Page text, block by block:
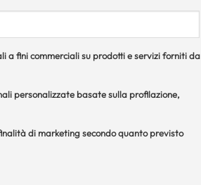
a fini commerciali su prodotti e servizi forniti da
personalizzate basate sulla profilazione,
di marketing secondo quanto previsto